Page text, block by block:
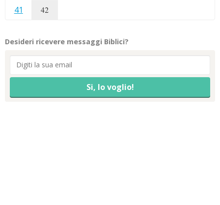
41
42
Desideri ricevere messaggi Biblici?